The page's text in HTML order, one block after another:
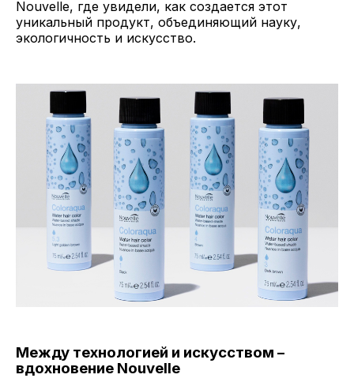
Nouvelle, где увидели, как создается этот
уникальный продукт, объединяющий науку,
экологичность и искусство.
Между технологией и искусством –
вдохновение Nouvelle